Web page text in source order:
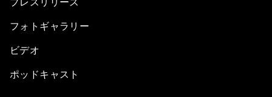
フォトギャラリー
ビデオ
ポッドキャスト